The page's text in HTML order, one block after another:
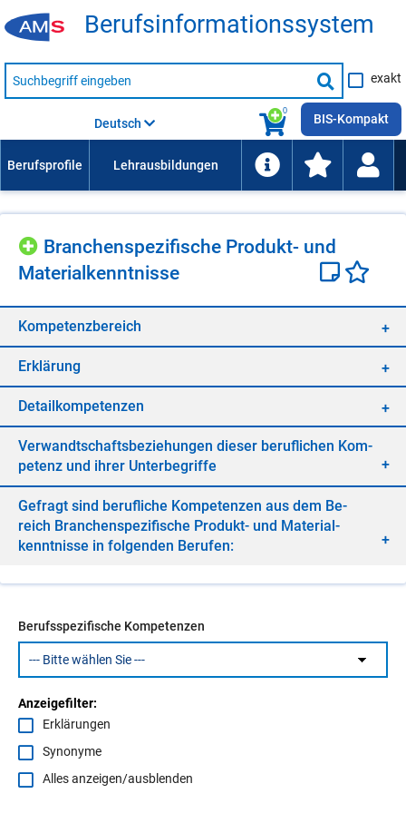
Be­rufs­in­for­ma­ti­ons­sys­tem
Suche
nach
Suche
starten
exakt
0
Deutsch BIS-Kompakt
Bran­chen­spe­zi­fi­sche Pro­dukt- und
Ma­te­ri­al­kennt­nis­se
Kom­pe­tenz­be­reich
Er­klä­rung
De­tail­kom­pe­ten­zen
Ver­wandt­schafts­be­zie­hun­gen die­ser be­ruf­li­chen Kom­
pe­tenz und ih­rer Un­ter­be­grif­fe
Ge­fragt sind be­ruf­li­che Kom­pe­ten­zen aus dem Be­
reich Bran­chen­spe­zi­fi­sche Pro­dukt- und Ma­te­ri­al­
kennt­nis­se in fol­gen­den Be­ru­fen:
Berufsspezifische Kompetenzen
Anzeigefilter:
Erklärungen
Synonyme
Alles anzeigen/ausblenden